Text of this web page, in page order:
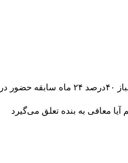
سلام ببخشید پدر من جانباز ۴۰درصد ۲۴ ماه سابقه حضور در
معافی به بنده تعلق می‌گیرد